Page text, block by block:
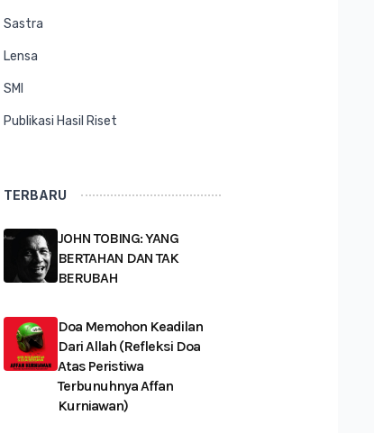
Sastra
Lensa
SMI
Publikasi Hasil Riset
TERBARU
JOHN TOBING: YANG
BERTAHAN DAN TAK
BERUBAH
Doa Memohon Keadilan
Dari Allah (Refleksi Doa
Atas Peristiwa
Terbunuhnya Affan
Kurniawan)